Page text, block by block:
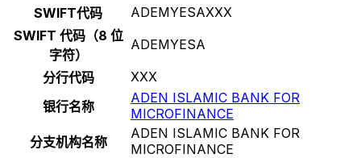
SWIFT代码
ADEMYESAXXX
SWIFT 代码（8 位
字符）
ADEMYESA
分行代码
XXX
银行名称
ADEN ISLAMIC BANK FOR
MICROFINANCE
分支机构名称
ADEN ISLAMIC BANK FOR
MICROFINANCE